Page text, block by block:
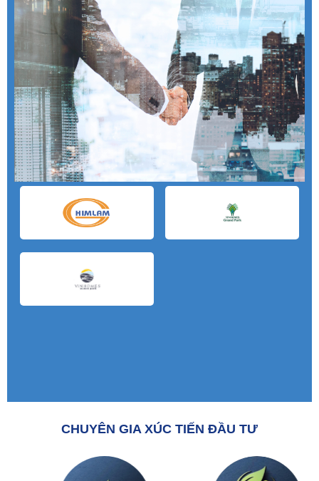
CHUYÊN GIA XÚC TIẾN ĐẦU TƯ